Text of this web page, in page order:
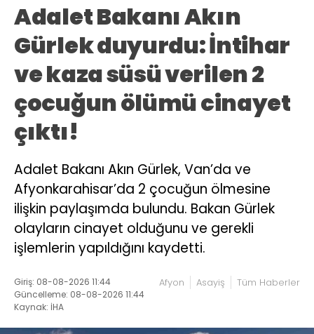
Adalet Bakanı Akın
Gürlek duyurdu: İntihar
ve kaza süsü verilen 2
çocuğun ölümü cinayet
çıktı!
Adalet Bakanı Akın Gürlek, Van’da ve
Afyonkarahisar’da 2 çocuğun ölmesine
ilişkin paylaşımda bulundu. Bakan Gürlek
olayların cinayet olduğunu ve gerekli
işlemlerin yapıldığını kaydetti.
Giriş: 08-08-2026 11:44
Güncelleme: 08-08-2026 11:44
Kaynak: İHA
Afyon Asayiş Tüm Haberler